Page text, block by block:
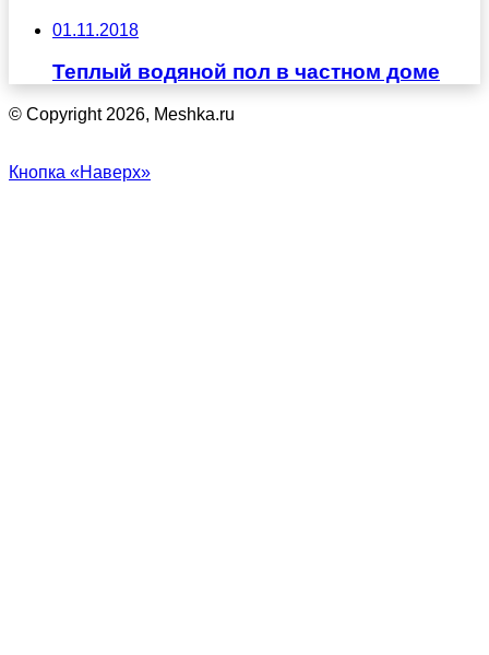
01.11.2018
Теплый водяной пол в частном доме
© Copyright 2026, Meshka.ru
Кнопка «Наверх»